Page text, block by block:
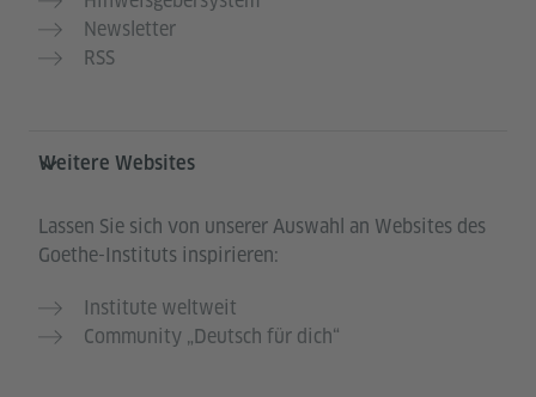
Newsletter
RSS
Weitere Websites
Lassen Sie sich von unserer Auswahl an Websites des
Goethe-Instituts inspirieren:
Institute weltweit
Community „Deutsch für dich“